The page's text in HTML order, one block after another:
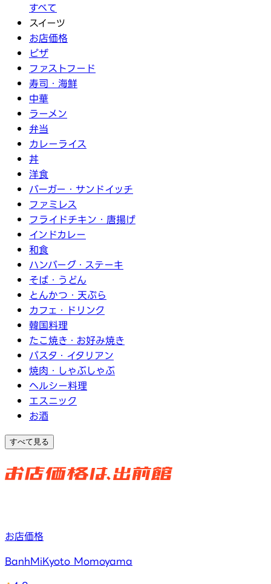
すべて
スイーツ
お店価格
ピザ
ファストフード
寿司・海鮮
中華
ラーメン
弁当
カレーライス
丼
洋食
バーガー・サンドイッチ
ファミレス
フライドチキン・唐揚げ
インドカレー
和食
ハンバーグ・ステーキ
そば・うどん
とんかつ・天ぷら
カフェ・ドリンク
韓国料理
たこ焼き・お好み焼き
パスタ・イタリアン
焼肉・しゃぶしゃぶ
ヘルシー料理
エスニック
お酒
すべて見る
お店価格
BanhMiKyoto Momoyama